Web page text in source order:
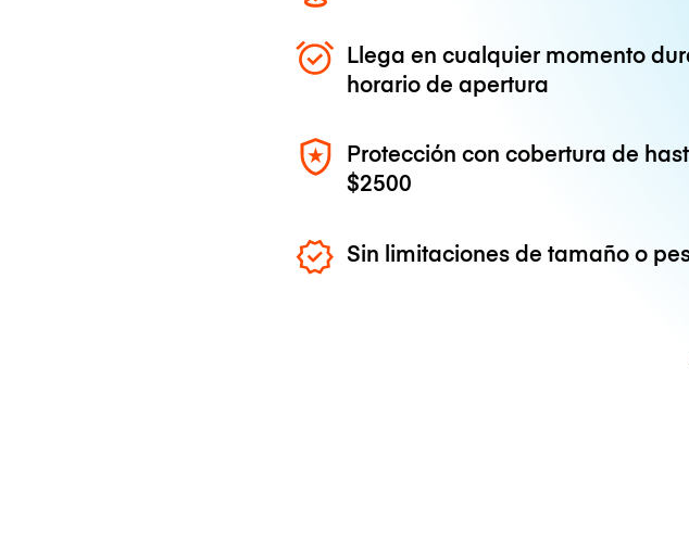
Llega en cualquier momento
horario de apertura
Protección con cobertura de
$2500
Sin limitaciones de tamaño o